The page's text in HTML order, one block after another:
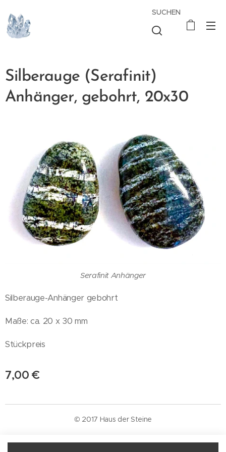
SUCHEN
Silberauge (Serafinit)
Anhänger, gebohrt, 20x30
Serafinit Anhänger
Silberauge-Anhänger gebohrt
Maße: ca. 20 x 30 mm
Stückpreis
7,00 €
© 2017 Haus der Steine